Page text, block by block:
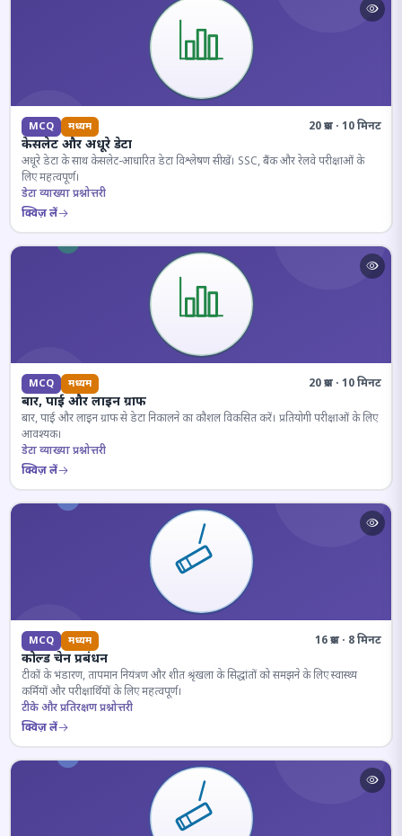
MCQ मध्यम 20 प्रश्न · 10 मिनट
केसलेट और अधूरे डेटा
अधूरे डेटा के साथ केसलेट-आधारित डेटा विश्लेषण सीखें। SSC, बैंक और रेलवे परीक्षाओं के
लिए महत्वपूर्ण।
डेटा व्याख्या प्रश्नोत्तरी
क्विज़ लें
MCQ मध्यम 20 प्रश्न · 10 मिनट
बार, पाई और लाइन ग्राफ
बार, पाई और लाइन ग्राफ से डेटा निकालने का कौशल विकसित करें। प्रतियोगी परीक्षाओं के लिए
आवश्यक।
डेटा व्याख्या प्रश्नोत्तरी
क्विज़ लें
MCQ मध्यम 16 प्रश्न · 8 मिनट
कोल्ड चेन प्रबंधन
टीकों के भंडारण, तापमान नियंत्रण और शीत श्रृंखला के सिद्धांतों को समझने के लिए स्वास्थ्य
कर्मियों और परीक्षार्थियों के लिए महत्वपूर्ण।
टीके और प्रतिरक्षण प्रश्नोत्तरी
क्विज़ लें